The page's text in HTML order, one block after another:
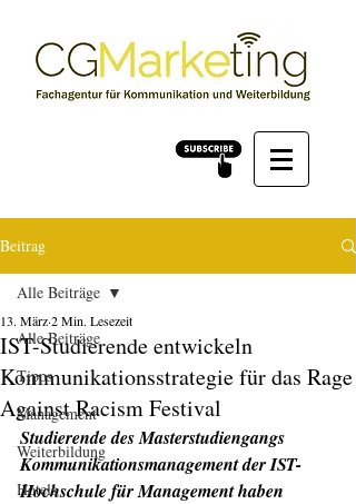
Beitrag
Alle Beiträge
Tipps
Management
Weiterbildung
Hotels
Alle Beiträge
IST-Studierende entwickeln
Kommunikationsstrategie für das Rage
Against Racism Festival
13. März2 Min. Lesezeit
Studierende des Masterstudiengangs
Kommunikationsmanagement der IST-
Hochschule für Management haben